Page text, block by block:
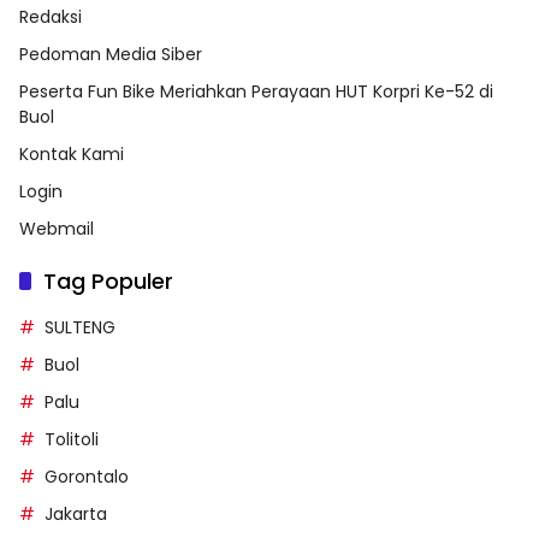
Redaksi
Pedoman Media Siber
Peserta Fun Bike Meriahkan Perayaan HUT Korpri Ke-52 di
Buol
Kontak Kami
Login
Webmail
Tag Populer
SULTENG
Buol
Palu
Tolitoli
Gorontalo
Jakarta